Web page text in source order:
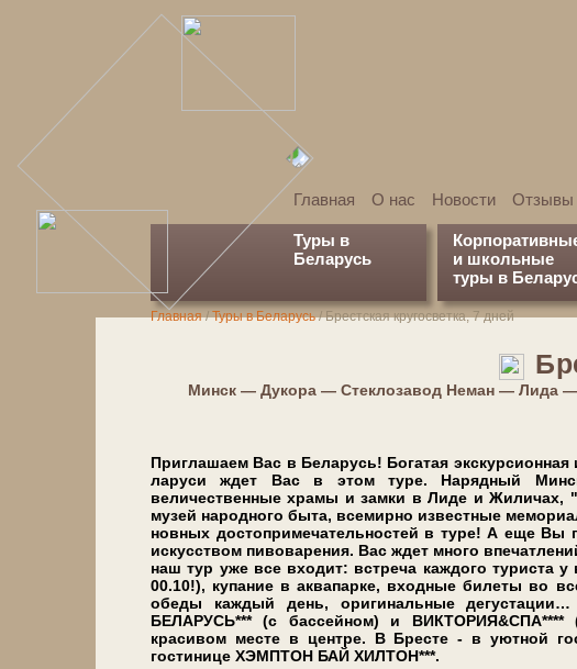
Главная О нас Новости Отзывы
Туры в
Беларусь
и школьные
туры в
Главная/Туры в Беларусь/Брестская кругосветка, 7 дней
Минск — Дукора — Стеклозавод Неман — Лида
Приглашаем Вас в Бе­ла­русь! Богатая
ла­ру­си ждет Вас в этом ту­ре. Нарядный
величественные хра­мы и зам­ки в Ли­де и Жи­ли­чах,
му­зей на­род­но­го бы­та, все­мир­но из­вест­ные
нов­ных до­сто­при­ме­ча­тель­но­стей в ту­ре! А еще Вы
ис­кус­ством пивоварения. Вас ждет мно­го
наш тур уже все вхо­дит: встре­ча каж­до­го ту­ри­ста
00.10!), купание в ак­ва­пар­ке, входные би­ле­ты во
обе­ды каж­дый день, ори­ги­наль­ные
БЕЛАРУСЬ*** (с бас­сей­ном) и
красивом месте в центре. В Бресте - в уютной
гостинице ХЭМПТОН БАЙ ХИЛТОН***.